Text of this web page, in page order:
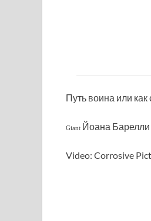
Путь воина или
Giant Йоана
Video: Corrosive